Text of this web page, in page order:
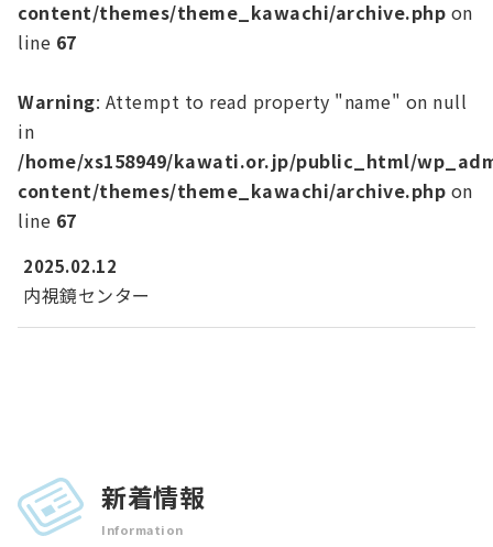
content/themes/theme_kawachi/archive.php on
line 67
Warning: Attempt to read property "name" on null
in
/home/xs158949/kawati.or.jp/public_html/
content/themes/theme_kawachi/archive.php on
line 67
2025.02.12
内視鏡センター
新着情報
Information